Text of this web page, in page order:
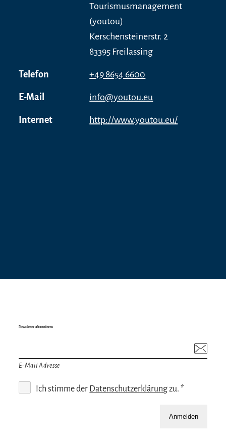
Tourismusmanagement
(youtou)
Kerschensteinerstr. 2
83395 Freilassing
Telefon +49 8654 6600
E-Mail info@youtou.eu
Internet http://www.youtou.eu/
Newsletter abonnieren
E-Mail Adresse
Ich stimme der Datenschutzerklärungzu. *
Anmelden